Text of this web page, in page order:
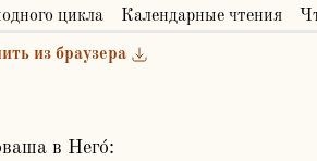
цикла Календарные чтения
из браузера
в Него́: